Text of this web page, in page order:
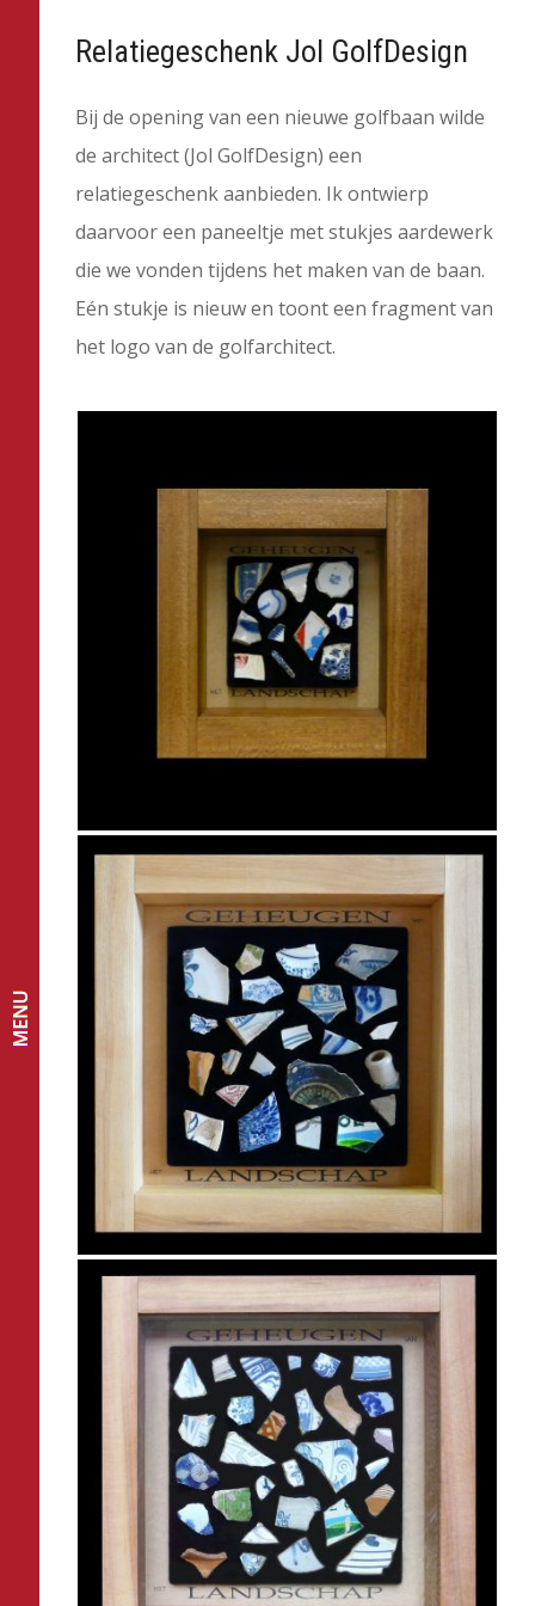
Relatiegeschenk Jol GolfDesign
Bij de opening van een nieuwe golfbaan wilde
de architect (Jol GolfDesign) een
relatiegeschenk aanbieden. Ik ontwierp
daarvoor een paneeltje met stukjes aardewerk
die we vonden tijdens het maken van de baan.
Eén stukje is nieuw en toont een fragment van
het logo van de golfarchitect.